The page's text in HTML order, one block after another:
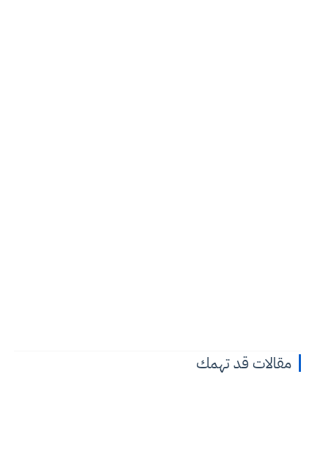
مقالات قد تهمك